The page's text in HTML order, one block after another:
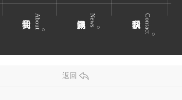
About News Contact
返回